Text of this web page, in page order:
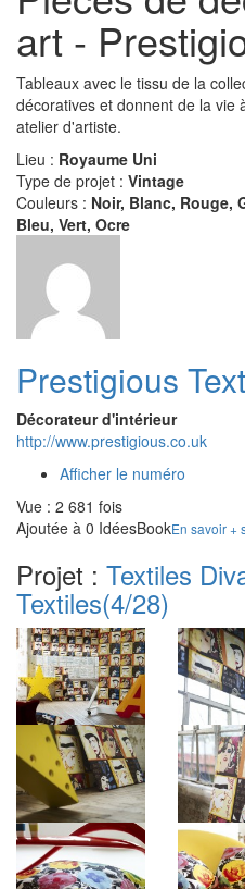
art -
Tableaux avec le tissu de la
décoratives et donnent de la vie
atelier d'artiste.
Lieu : Royaume Uni
Type de projet : Vintage
Couleurs : Noir, Blanc, Rouge,
Bleu, Vert, Ocre
Prestigious
Décorateur d'intérieur
http://www.prestigious.co.uk
Afficher le numéro
Vue : 2 681 fois
Ajoutée à 0 IdéesBookEn savoir +
Projet : Textiles
Textiles(4/28)